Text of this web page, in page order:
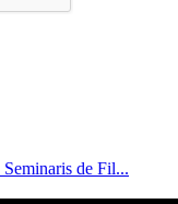
Seminaris de Fil...